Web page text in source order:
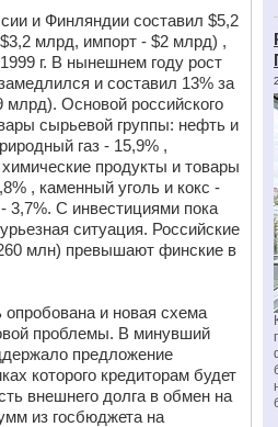
и Финляндии составил $5,2
млрд, импорт - $2 млрд) ,
г. В нынешнем году рост
и составил 13% за
млрд). Основой российского
сырьевой группы: нефть и
газ - 15,9% ,
продукты и товары
, каменный уголь и кокс -
3,7%. С инвестициями пока
ситуация. Российские
млн) превышают финские в
и новая схема
проблемы. В минувший
предложение
которого кредиторам будет
внешнего долга в обмен на
из госбюджета на